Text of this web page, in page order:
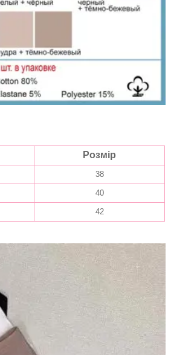
Розмір
38
40
42